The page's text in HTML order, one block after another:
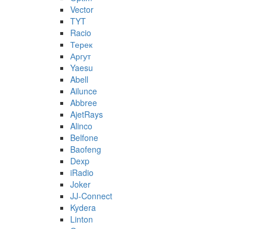
Vector
TYT
Racio
Терек
Аргут
Yaesu
Abell
Ailunce
Abbree
AjetRays
Alinco
Belfone
Baofeng
Dexp
iRadio
Joker
JJ-Connect
Kydera
Linton